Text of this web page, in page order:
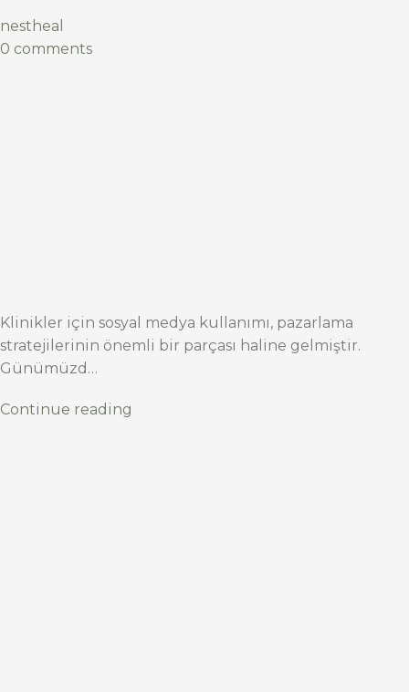
nestheal
0 comments
Klinikler için sosyal medya kullanımı, pazarlama
stratejilerinin önemli bir parçası haline gelmiştir.
Günümüzd…
Continue reading